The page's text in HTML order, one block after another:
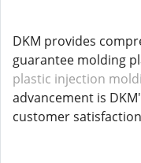
DKM provides
guarantee molding
plastic injection
advancement is
customer